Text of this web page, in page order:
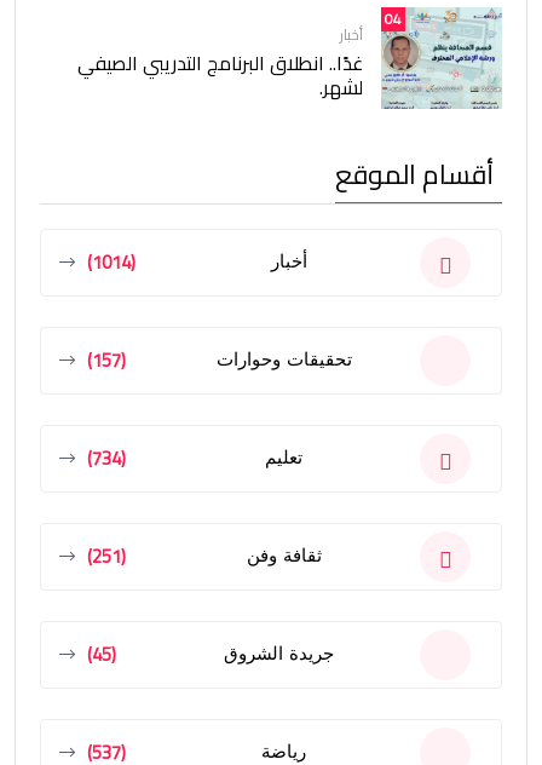
04
أخبار
غدًا.. انطلاق البرنامج التدريبي الصيفي
لشهر.
أقسام الموقع
أخبار (1014)
تحقيقات وحوارات (157)
تعليم (734)
ثقافة وفن (251)
جريدة الشروق (45)
رياضة (537)